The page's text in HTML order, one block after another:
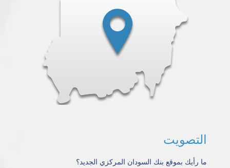
التصويت
ما رأيك بموقع بنك السودان المركزي الجديد؟